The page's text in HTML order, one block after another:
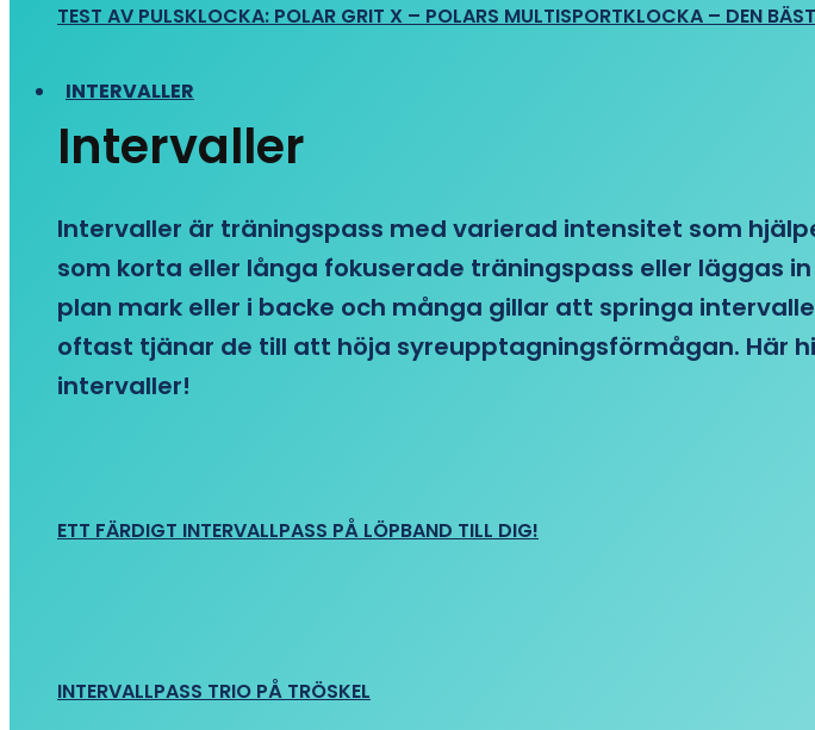
TEST AV PULSKLOCKA: POLAR GRIT X – POLARS MULTISPORTKLOCKA – DEN
INTERVALLER
Intervaller
Intervaller är träningspass med varierad intensitet som
som korta eller långa fokuserade träningspass eller läggas
plan mark eller i backe och många gillar att springa
oftast tjänar de till att höja syreupptagningsförmågan. Här
intervaller!
ETT FÄRDIGT INTERVALLPASS PÅ LÖPBAND TILL DIG!
INTERVALLPASS TRIO PÅ TRÖSKEL